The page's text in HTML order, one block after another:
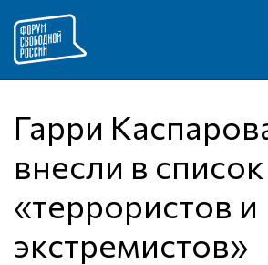
содержимому
Гарри Каспарова
внесли в список
«террористов и
экстремистов»